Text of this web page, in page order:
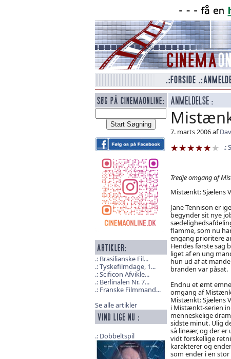
Brasilianske Fil...
Tyskefilmdage, 1...
Scificon Afvikle...
Berlinalen Nr. 7...
Franske Filmmand...
Se alle artikler
Dobbeltspil
7. marts 2006 af
Tredje omgang af
Mistænkt: Sjælens
Jane Tennison er
begynder sit nye
flamme, som nu
engang prioritere
Hendes første sag
liget af en ung
hun ud af at
branden var påsat.
Endnu et ømt
omgang af
Mistænkt: Sjælens
i Mistænkt-serien
menneskelige
sidste minut. Ulig
så lineær, og der
vidt forskellige
karakterer og
som ender i en